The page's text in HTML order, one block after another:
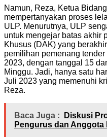
Namun, Reza, Ketua
mempertanyakan proses
ULP. Menurutnya, ULP
untuk mengejar batas akhir
Khusus (DAK) yang
pemilihan pemenang
2023, dengan tanggal 15
Minggu. Jadi, hanya satu
Juli 2023 yang memenuhi
Reza.
Baca Juga :
Diskusi
Pengurus dan Anggota